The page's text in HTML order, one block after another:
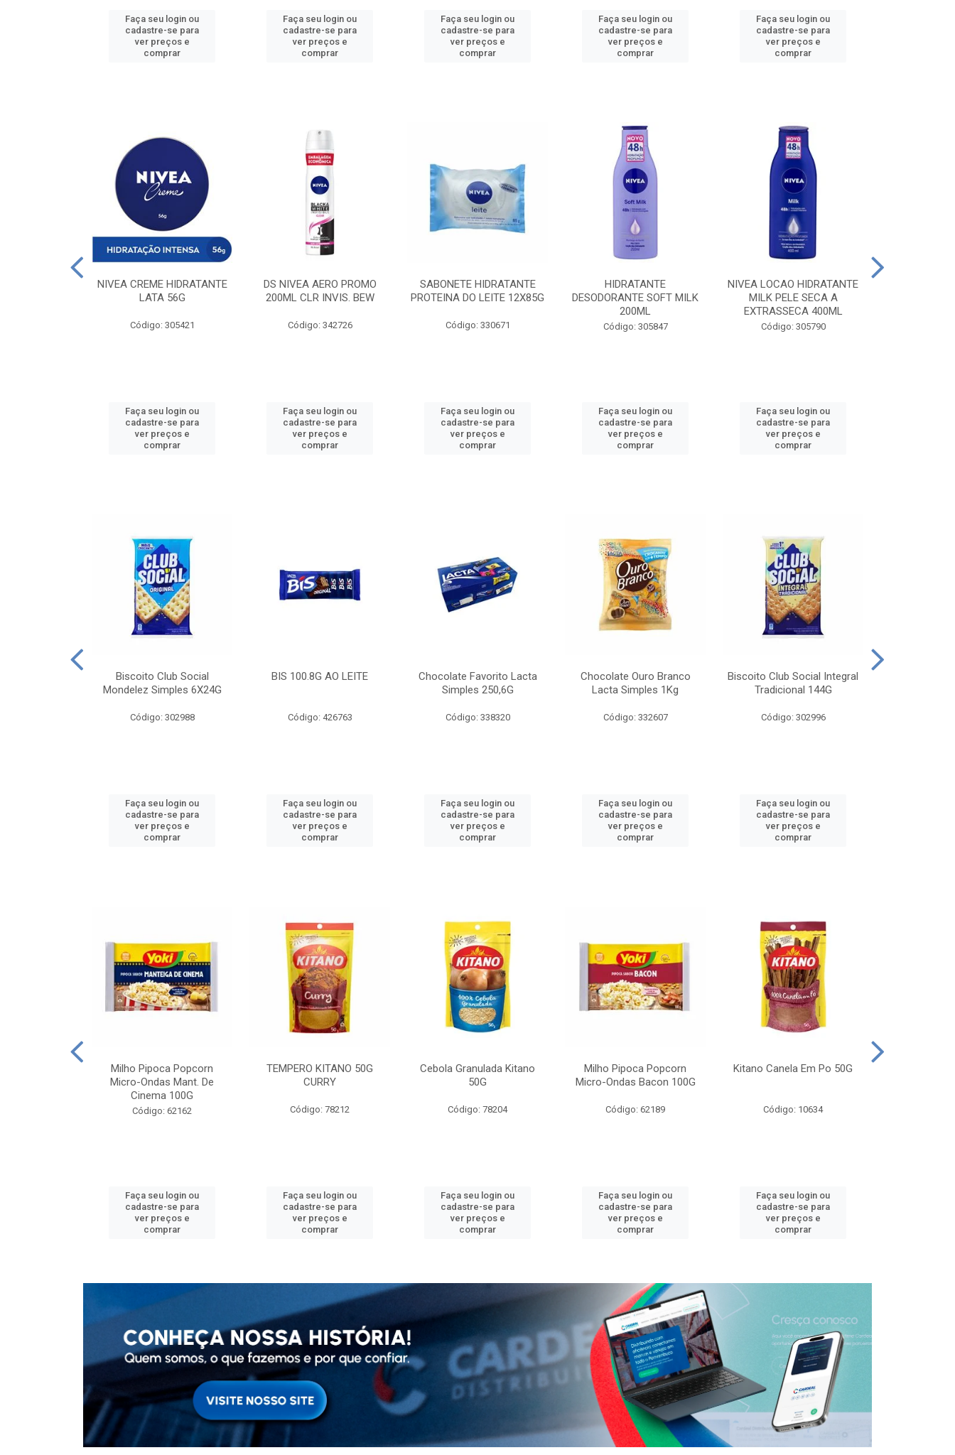
Faça seu login ou
cadastre-se para
ver preços e
comprar
Faça seu login ou
cadastre-se para
ver preços e
comprar
Faça seu login ou
cadastre-se para
ver preços e
comprar
Faça seu login ou
cadastre-se para
ver preços e
comprar
Faça seu login ou
cadastre-se para
ver preços e
comprar
NIVEA CREME HIDRATANTE
LATA 56G
Código: 305421
Faça seu login ou
cadastre-se para
ver preços e
comprar
DS NIVEA AERO PROMO
200ML CLR INVIS. BEW
Código: 342726
Faça seu login ou
cadastre-se para
ver preços e
comprar
SABONETE HIDRATANTE
PROTEINA DO LEITE 12X85G
Código: 330671
Faça seu login ou
cadastre-se para
ver preços e
comprar
HIDRATANTE
DESODORANTE SOFT MILK
200ML
Código: 305847
Faça seu login ou
cadastre-se para
ver preços e
comprar
NIVEA LOCAO HIDRATANTE
MILK PELE SECA A
EXTRASSECA 400ML
Código: 305790
Faça seu login ou
cadastre-se para
ver preços e
comprar
Biscoito Club Social
Mondelez Simples 6X24G
Código: 302988
Faça seu login ou
cadastre-se para
ver preços e
comprar
BIS 100.8G AO LEITE
Código: 426763
Faça seu login ou
cadastre-se para
ver preços e
comprar
Chocolate Favorito Lacta
Simples 250,6G
Código: 338320
Faça seu login ou
cadastre-se para
ver preços e
comprar
Chocolate Ouro Branco
Lacta Simples 1Kg
Código: 332607
Faça seu login ou
cadastre-se para
ver preços e
comprar
Biscoito Club Social Integral
Tradicional 144G
Código: 302996
Faça seu login ou
cadastre-se para
ver preços e
comprar
Milho Pipoca Popcorn
Micro-Ondas Mant. De
Cinema 100G
Código: 62162
Faça seu login ou
cadastre-se para
ver preços e
comprar
TEMPERO KITANO 50G
CURRY
Código: 78212
Faça seu login ou
cadastre-se para
ver preços e
comprar
Cebola Granulada Kitano
50G
Código: 78204
Faça seu login ou
cadastre-se para
ver preços e
comprar
Milho Pipoca Popcorn
Micro-Ondas Bacon 100G
Código: 62189
Faça seu login ou
cadastre-se para
ver preços e
comprar
Kitano Canela Em Po 50G
Código: 10634
Faça seu login ou
cadastre-se para
ver preços e
comprar